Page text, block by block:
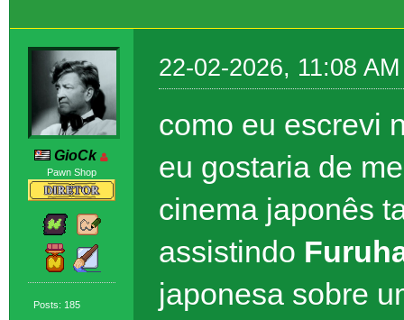
GioCk
Pawn Shop
Posts: 185
22-02-2026, 11:08 AM
como eu escrevi
eu gostaria de
cinema japonês
assistindo
japonesa sobre